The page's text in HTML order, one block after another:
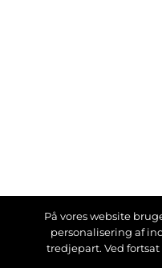
På vores website
personalisering af
tredjepart. Ved